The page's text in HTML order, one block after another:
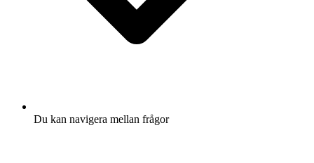
Du kan navigera mellan frågor